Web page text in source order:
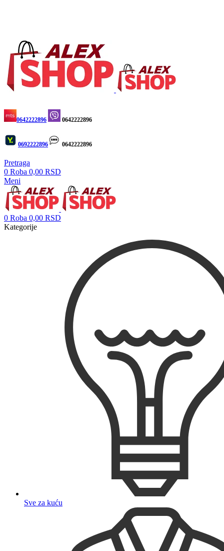
0642222896
0692222896
0642222896
0642222896
Pretraga
0 Roba 0,00 RSD
Meni
0 Roba 0,00 RSD
Kategorije
Sve za kuću